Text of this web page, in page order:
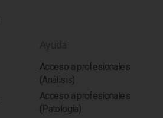
Acceso a profesionales
(Análisis)
Acceso a profesionales
(Patología)